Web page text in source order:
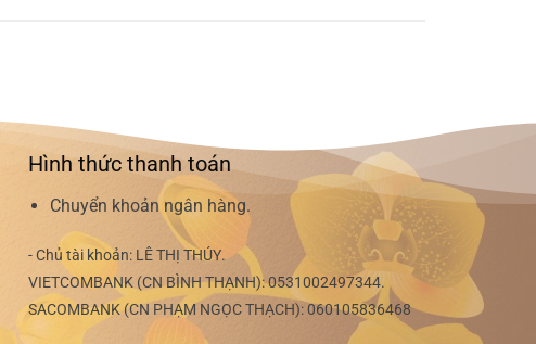
Hình thức thanh toán
Chuyển khoản ngân hàng.
- Chủ tài khoản: LÊ THỊ THÚY.
VIETCOMBANK (CN BÌNH THẠNH):0531002497344.
SACOMBANK (CN PHẠM NGỌC THẠCH):060105836468